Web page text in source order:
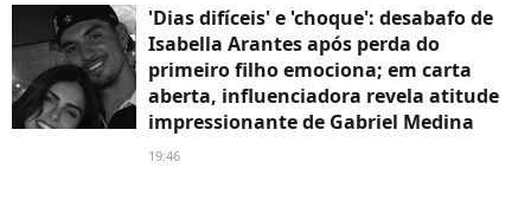
'Dias difíceis' e 'choque': desabafo de
Isabella Arantes após perda do
primeiro filho emociona; em carta
aberta, influenciadora revela atitude
impressionante de Gabriel Medina
19:46